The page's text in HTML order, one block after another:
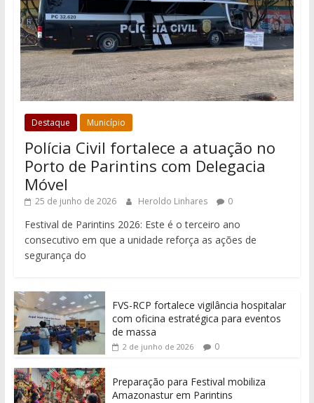
Destaque Município
Polícia Civil fortalece a atuação no
Porto de Parintins com Delegacia
Móvel
25 de junho de 2026 Heroldo Linhares 0
Festival de Parintins 2026: Este é o terceiro ano
consecutivo em que a unidade reforça as ações de
segurança do
FVS-RCP fortalece vigilância hospitalar
com oficina estratégica para eventos
de massa
2 de junho de 2026 0
Preparação para Festival mobiliza
Amazonastur em Parintins